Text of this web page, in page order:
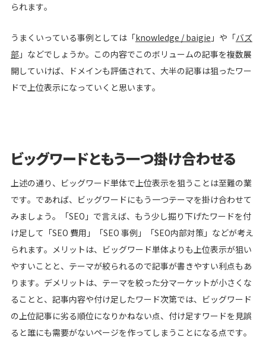
られます。
うまくいっている事例としては「knowledge / baigie 」や「バズ
部 」などでしょうか。この内容でこのボリュームの記事を複数展
開していけば、ドメインも評価されて、大半の記事は狙ったワー
ドで上位表示になっていくと思います。
ビッグワードともう一つ掛け合わせる
上述の通り、ビッグワード単体で上位表示を狙うことは至難の業
です。であれば、ビッグワードにもう一つテーマを掛け合わせて
みましょう。「SEO」で言えば、もう少し掘り下げたワードを付
け足して「SEO 費用」「SEO 事例」「SEO内部対策」などが考え
られます。メリットは、ビッグワード単体よりも上位表示が狙い
やすいことと、テーマが絞られるので記事が書きやすい利点もあ
ります。デメリットは、テーマを絞った分マーケットが小さくな
ることと、記事内容や付け足したワード次第では、ビッグワード
の上位記事に劣る順位になりかねない点、付け足すワードを見誤
ると誰にも需要がないページを作ってしまうことになる点です。